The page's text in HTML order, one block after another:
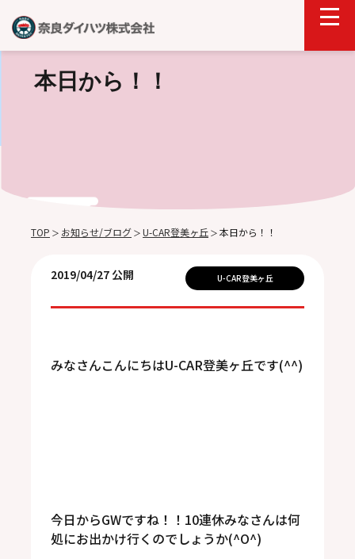
本日から！！
TOP ＞ お知らせ/ブログ ＞ U-CAR登美ヶ丘 ＞ 本日から！！
2019/04/27 公開 U-CAR登美ヶ丘
みなさんこんにちはU-CAR登美ヶ丘です(^^)
今日からGWですね！！10連休みなさんは何
処にお出かけ行くのでしょうか(^O^)